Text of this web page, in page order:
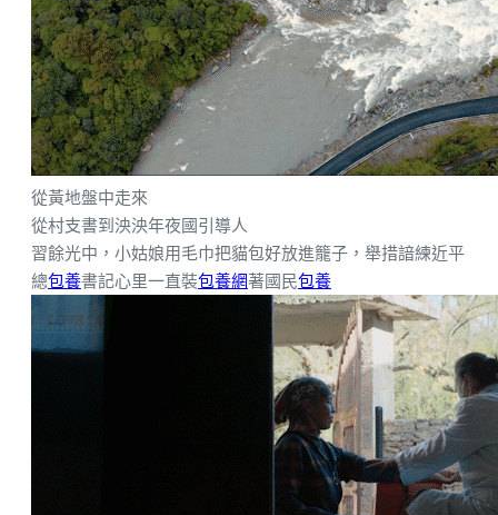
從黃地盤中走來
從村支書到泱泱年夜國引導人
習餘光中，小姑娘用毛巾把貓包好放進籠子，舉措諳練近平
總包養書記心里一直裝包養網著國民包養